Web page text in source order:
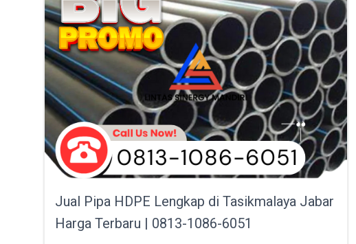
Jual Pipa HDPE Lengkap di Tasikmalaya Jabar
Harga Terbaru | 0813-1086-6051